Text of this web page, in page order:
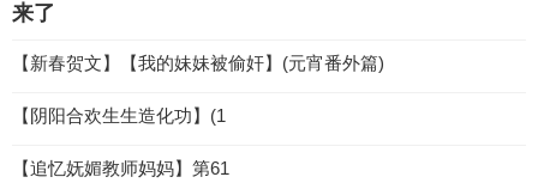
来了
【新春贺文】【我的妹妹被偷奸】(元宵番外篇)
【阴阳合欢生生造化功】(1
【追忆妩媚教师妈妈】第61